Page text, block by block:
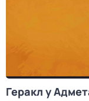
Геракл у